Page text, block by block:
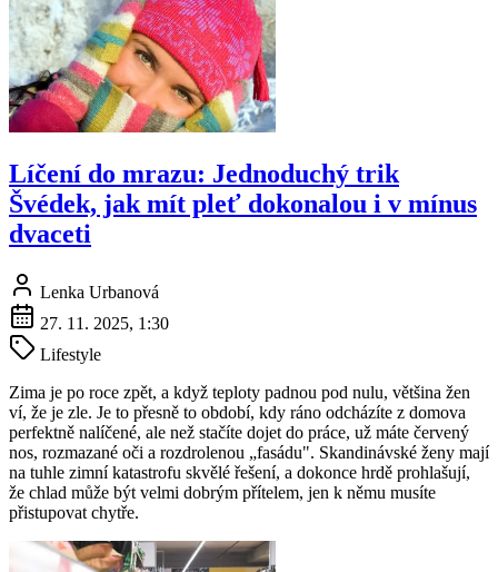
Líčení do mrazu: Jednoduchý trik
Švédek, jak mít pleť dokonalou i v mínus
dvaceti
Lenka Urbanová
27. 11. 2025, 1:30
Lifestyle
Zima je po roce zpět, a když teploty padnou pod nulu, většina žen
ví, že je zle. Je to přesně to období, kdy ráno odcházíte z domova
perfektně nalíčené, ale než stačíte dojet do práce, už máte červený
nos, rozmazané oči a rozdrolenou „fasádu". Skandinávské ženy mají
na tuhle zimní katastrofu skvělé řešení, a dokonce hrdě prohlašují,
že chlad může být velmi dobrým přítelem, jen k němu musíte
přistupovat chytře.